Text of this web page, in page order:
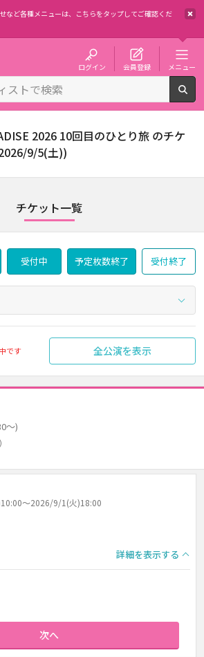
など各種メニューは、
こちらをタップしてご確認くだ
ログイン 会員登録 メニュー
2026 10回目のひとり旅 のチケ
9/5(土))
チケット一覧
受付中 予定枚数終了 受付終了
です 全公演を表示
～)
～2026/9/1(火)18:00
詳細を表示する
次へ